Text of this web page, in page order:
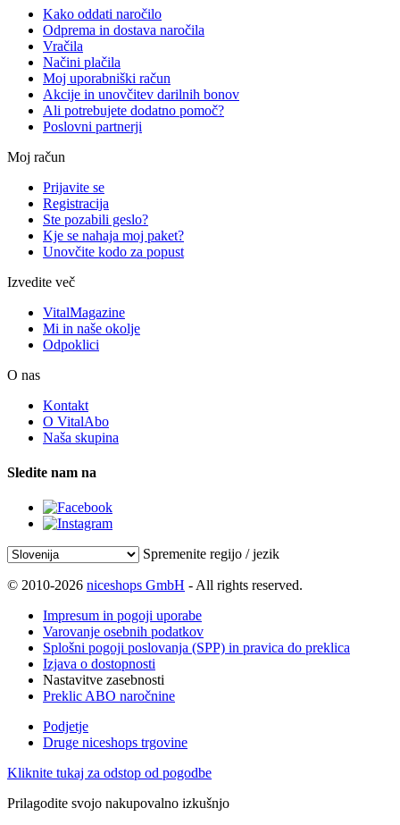
Kako oddati naročilo
Odprema in dostava naročila
Vračila
Načini plačila
Moj uporabniški račun
Akcije in unovčitev darilnih bonov
Ali potrebujete dodatno pomoč?
Poslovni partnerji
Moj račun
Prijavite se
Registracija
Ste pozabili geslo?
Kje se nahaja moj paket?
Unovčite kodo za popust
Izvedite več
VitalMagazine
Mi in naše okolje
Odpoklici
O nas
Kontakt
O VitalAbo
Naša skupina
Sledite nam na
Spremenite regijo / jezik
© 2010-2026 niceshops GmbH - All rights reserved.
Impresum in pogoji uporabe
Varovanje osebnih podatkov
Splošni pogoji poslovanja (SPP) in pravica do preklica
Izjava o dostopnosti
Nastavitve zasebnosti
Preklic ABO naročnine
Podjetje
Druge niceshops trgovine
Kliknite tukaj za odstop od pogodbe
Prilagodite svojo nakupovalno izkušnjo